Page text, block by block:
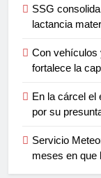
SSG
lactancia
Con vehículos
fortalece la
En la cárcel el
por su
Servicio
meses en que